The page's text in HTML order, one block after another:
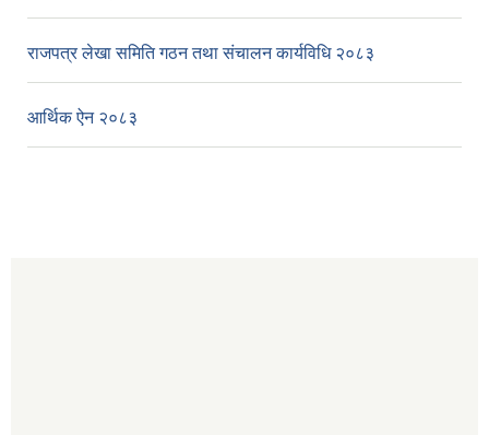
राजपत्र लेखा समिति गठन तथा संचालन कार्यविधि २०८३
आर्थिक ऐन २०८३